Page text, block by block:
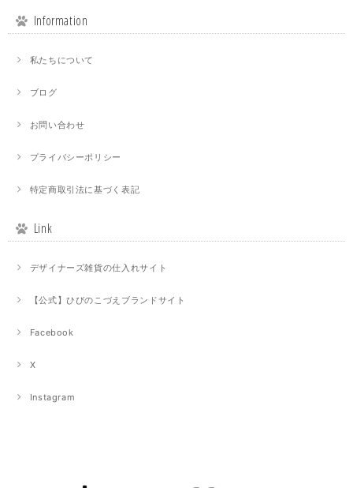
Information
私たちについて
ブログ
お問い合わせ
プライバシーポリシー
特定商取引法に基づく表記
Link
デザイナーズ雑貨の仕入れサイト
【公式】ひびのこづえブランドサイト
Facebook
X
Instagram